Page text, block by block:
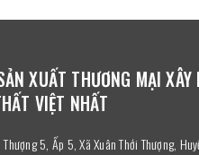
XUẤT THƯƠNG MẠI XÂY
VIỆT NHẤT
Thượng 5, Ấp 5, Xã Xuân Thới Thượng,